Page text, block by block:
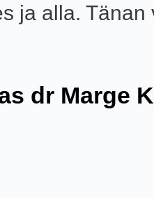
ja alla. Tänan
dr Marge